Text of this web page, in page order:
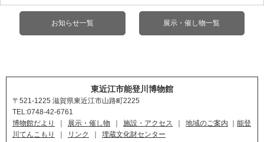
お知らせ一覧 展示・催し物一覧
東近江市能登川博物館
〒521-1225 滋賀県東近江市山路町2225
TEL:0748-42-6761
博物館だより
｜ 展示・催し物 ｜ 施設・アクセス ｜ 地域のご案内
能登
川てんこもり
｜ リンク ｜ 埋蔵文化財センター